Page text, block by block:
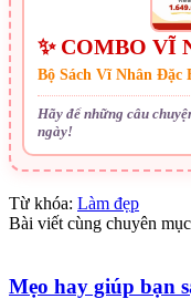
✨ COMBO VĨ
Bộ Sách Vĩ Nhân Đặc
Hãy để những câu
ngày!
Từ khóa: Làm đẹp
Bài viết cùng chuyên mục
Mẹo hay giúp bạn